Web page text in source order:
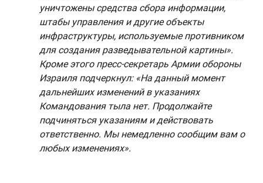
уничтожены средства сбора информации,
штабы управления и другие объекты
инфраструктуры, используемые противником
для создания разведывательной картины».
Кроме этого пресс-секретарь Армии обороны
Израиля подчеркнул: «На данный момент
дальнейших изменений в указаниях
Командования тыла нет. Продолжайте
подчиняться указаниям и действовать
ответственно. Мы немедленно сообщим вам о
любых изменениях».